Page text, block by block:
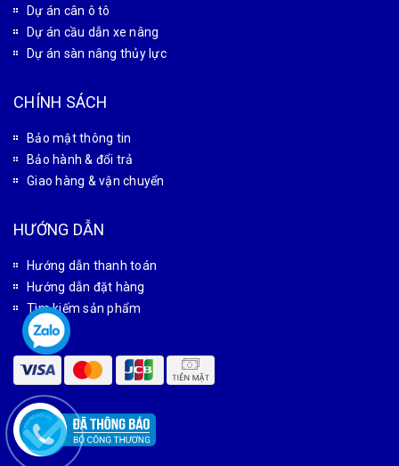
Văn phòng giao dịch: Số 32 Liền Kề 4, Khu đô thị Đại
Thanh, xã Đại Thanh, Thành phố Hà Nội, Việt Nam
DỰ ÁN
Dự án cân sàn
Dự án cân ô tô
Dự án cầu dẫn xe nâng
Dự án sàn nâng thủy lực
CHÍNH SÁCH